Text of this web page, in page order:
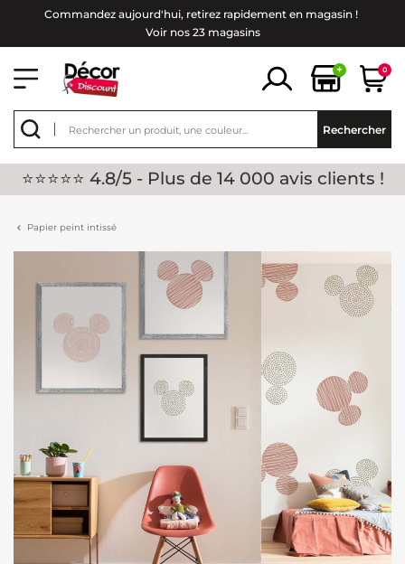
Commandez aujourd'hui, retirez rapidement en magasin !
Voir nos 23 magasins
+ 0
Rechercher
⭐⭐⭐⭐⭐ 4.8/5 - Plus de 14 000 avis clients !
Papier peint intissé